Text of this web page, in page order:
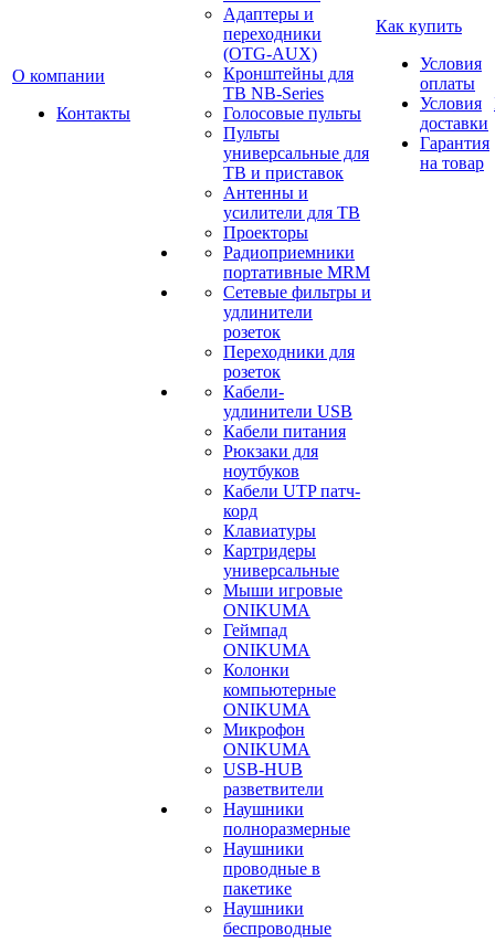
О компании
Контакты
Адаптеры и
переходники
(OTG-AUX)
Кронштейны для
ТВ NB-Series
Голосовые пульты
Пульты
универсальные для
ТВ и приставок
Антенны и
усилители для ТВ
Проекторы
Радиоприемники
портативные MRM
Сетевые фильтры и
удлинители
розеток
Переходники для
розеток
Кабели-
удлинители USB
Кабели питания
Рюкзаки для
ноутбуков
Кабели UTP патч-
корд
Клавиатуры
Картридеры
универсальные
Мыши игровые
ONIKUMA
Геймпад
ONIKUMA
Колонки
компьютерные
ONIKUMA
Микрофон
ONIKUMA
USB-HUB
разветвители
Наушники
полноразмерные
Наушники
проводные в
пакетике
Наушники
беспроводные
Как купить
Условия
оплаты
Условия
доставки
Гарантия
на товар